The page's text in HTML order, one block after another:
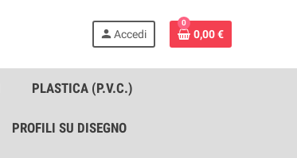
person Accedi
0
0,00 €
PLASTICA (P.V.C.)
PROFILI SU DISEGNO